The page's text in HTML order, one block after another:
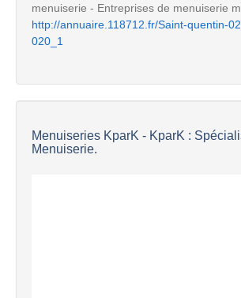
menuiserie - Entreprises de menuiserie
http://annuaire.118712.fr/Saint-quentin-
020_1
Menuiseries KparK - KparK :
Menuiserie.